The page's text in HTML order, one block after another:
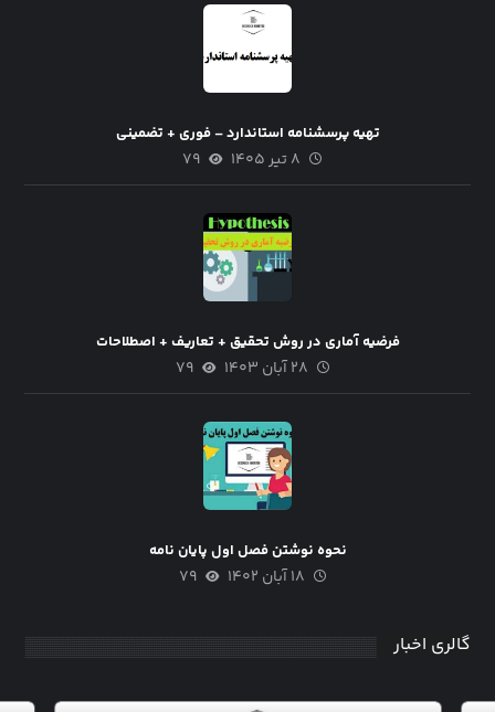
تهیه پرسشنامه استاندارد – فوری + تضمینی
۸ تیر ۱۴۰۵ ۷۹
فرضیه آماری در روش تحقیق + تعاریف + اصطلاحات
۲۸ آبان ۱۴۰۳ ۷۹
نحوه نوشتن فصل اول پایان نامه
۱۸ آبان ۱۴۰۲ ۷۹
گالری اخبار